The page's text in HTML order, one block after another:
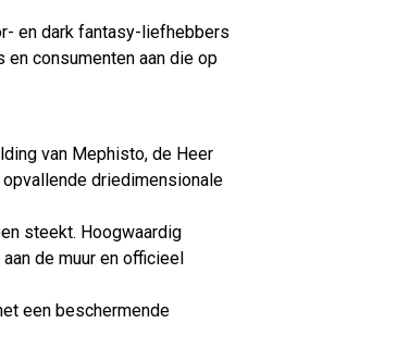
en dark fantasy-liefhebbers
consumenten aan die op
van Mephisto, de Heer
driedimensionale
steekt. Hoogwaardig
de muur en officieel
een beschermende